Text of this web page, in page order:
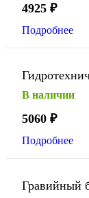
4925 ₽
Подробнее
В наличии
5060 ₽
Подробнее
Гравийный